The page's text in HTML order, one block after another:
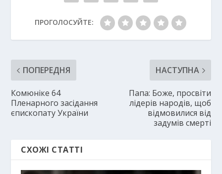
ПРОГОЛОСУЙТЕ:
ПОПЕРЕДНЯ
Комюніке 64
Пленарного засідання
єпископату України
НАСТУПНА
Папа: Боже, просвіти
лідерів народів, щоб
відмовилися від
задумів смерті
СХОЖІ СТАТТІ